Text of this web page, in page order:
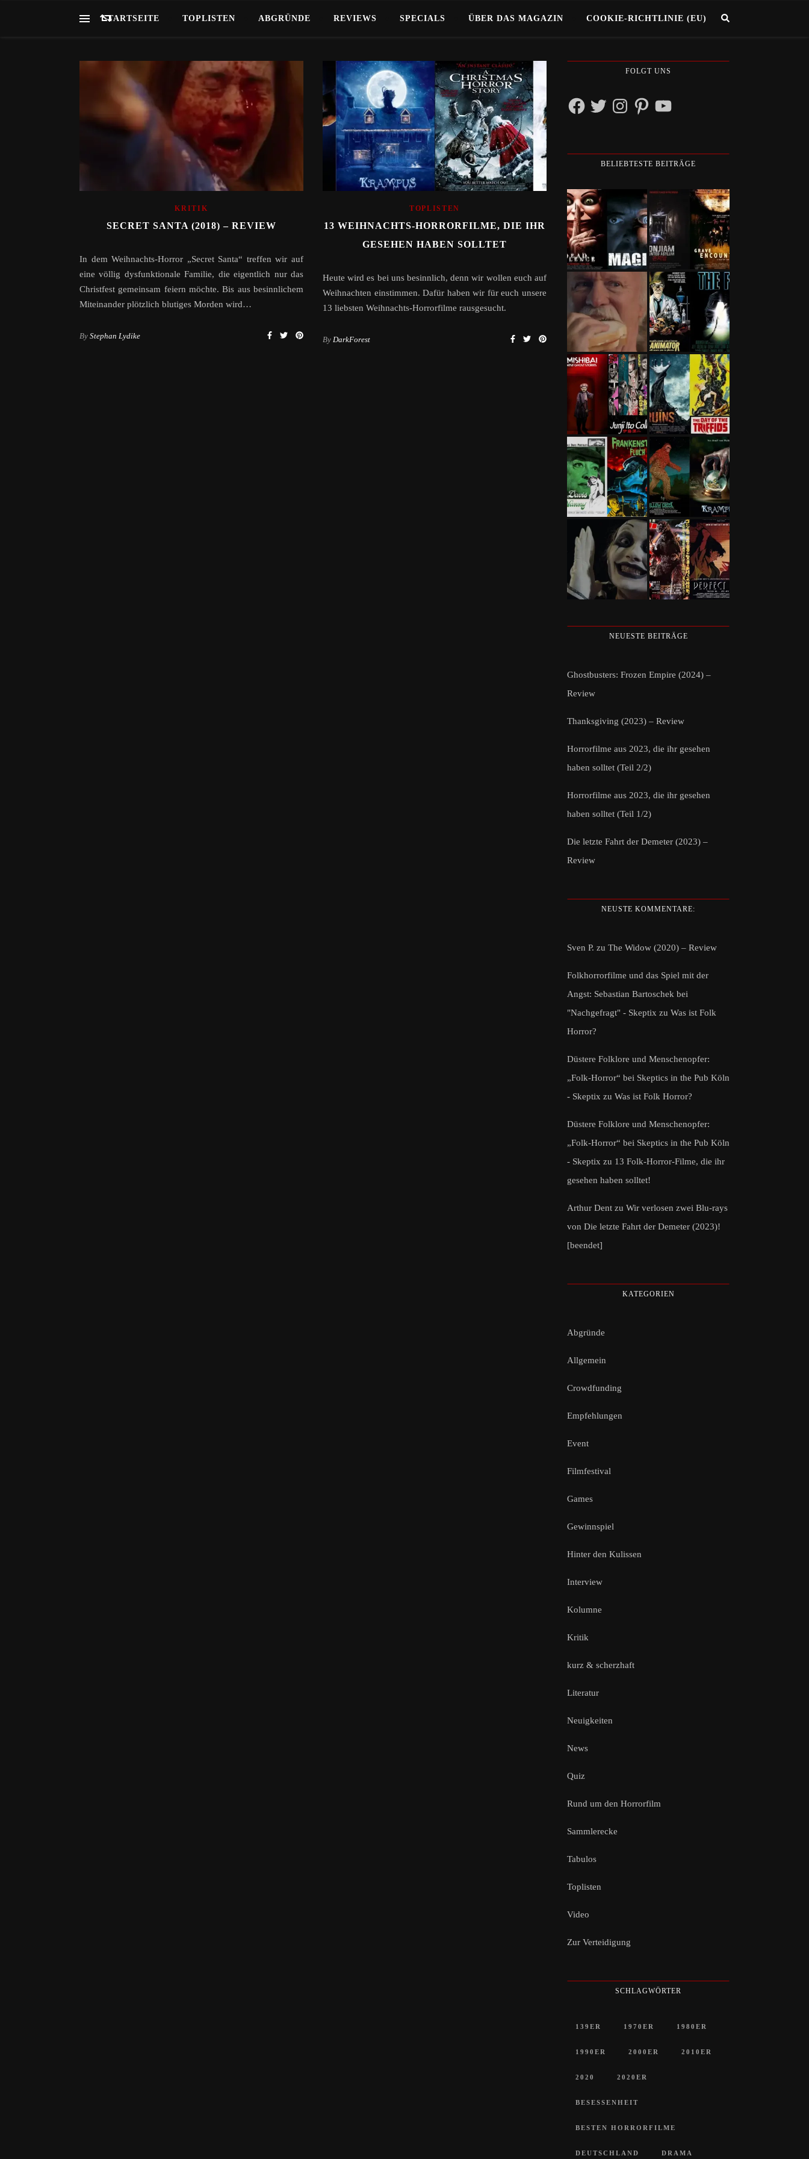
STARTSEITE TOPLISTEN ABGRÜNDE REVIEWS SPECIALS ÜBER DAS MAGAZIN COOKIE-RICHTLINIE (EU)
KRITIK
SECRET SANTA (2018) – REVIEW
In dem Weihnachts-Horror „Secret Santa“ treffen wir auf
eine völlig dysfunktionale Familie, die eigentlich nur das
Christfest gemeinsam feiern möchte. Bis aus besinnlichem
Miteinander plötzlich blutiges Morden wird…
By Stephan Lydike
TOPLISTEN
13 WEIHNACHTS-HORRORFILME, DIE IHR
GESEHEN HABEN SOLLTET
Heute wird es bei uns besinnlich, denn wir wollen euch auf
Weihnachten einstimmen. Dafür haben wir für euch unsere
13 liebsten Weihnachts-Horrorfilme rausgesucht.
By DarkForest
FOLGT UNS
FacebookTwitterInstagramPinterestYouTube
BELIEBTESTE BEITRÄGE
NEUESTE BEITRÄGE
Ghostbusters: Frozen Empire (2024) –
Review
Thanksgiving (2023) – Review
Horrorfilme aus 2023, die ihr gesehen
haben solltet (Teil 2/2)
Horrorfilme aus 2023, die ihr gesehen
haben solltet (Teil 1/2)
Die letzte Fahrt der Demeter (2023) –
Review
NEUSTE KOMMENTARE:
Sven P. zu The Widow (2020) – Review
Folkhorrorfilme und das Spiel mit der
Angst: Sebastian Bartoschek bei
"Nachgefragt" - Skeptix zu Was ist Folk
Horror?
Düstere Folklore und Menschenopfer:
„Folk-Horror“ bei Skeptics in the Pub Köln
- Skeptix zu Was ist Folk Horror?
Düstere Folklore und Menschenopfer:
„Folk-Horror“ bei Skeptics in the Pub Köln
- Skeptix zu 13 Folk-Horror-Filme, die ihr
gesehen haben solltet!
Arthur Dent zu Wir verlosen zwei Blu-rays
von Die letzte Fahrt der Demeter (2023)!
[beendet]
KATEGORIEN
Abgründe
Allgemein
Crowdfunding
Empfehlungen
Event
Filmfestival
Games
Gewinnspiel
Hinter den Kulissen
Interview
Kolumne
Kritik
kurz & scherzhaft
Literatur
Neuigkeiten
News
Quiz
Rund um den Horrorfilm
Sammlerecke
Tabulos
Toplisten
Video
Zur Verteidigung
SCHLAGWÖRTER
139ER 1970ER 1980ER
1990ER 2000ER 2010ER
2020 2020ER
BESESSENHEIT
BESTEN HORRORFILME
DEUTSCHLAND DRAMA